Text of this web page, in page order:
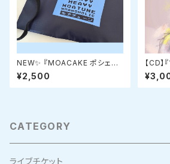
NEW✨ 『MOACAKE ポシェット
斜め掛けバッグポーチ』
¥2,500
【CD
CATEGORY
ライブチケット